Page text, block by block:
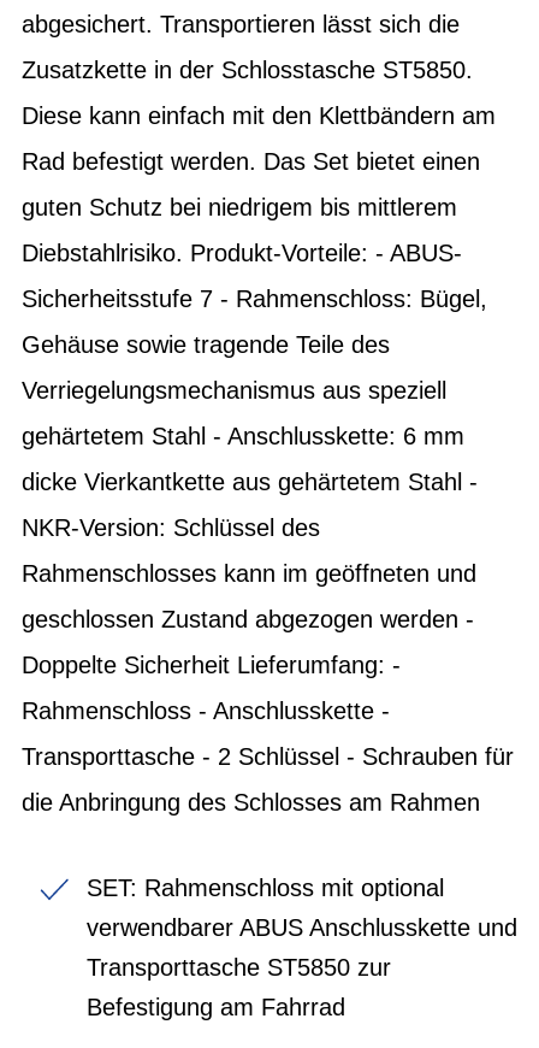
abgesichert. Transportieren lässt sich die
Zusatzkette in der Schlosstasche ST5850.
Diese kann einfach mit den Klettbändern am
Rad befestigt werden. Das Set bietet einen
guten Schutz bei niedrigem bis mittlerem
Diebstahlrisiko. Produkt-Vorteile: - ABUS-
Sicherheitsstufe 7 - Rahmenschloss: Bügel,
Gehäuse sowie tragende Teile des
Verriegelungsmechanismus aus speziell
gehärtetem Stahl - Anschlusskette: 6 mm
dicke Vierkantkette aus gehärtetem Stahl -
NKR-Version: Schlüssel des
Rahmenschlosses kann im geöffneten und
geschlossen Zustand abgezogen werden -
Doppelte Sicherheit Lieferumfang: -
Rahmenschloss - Anschlusskette -
Transporttasche - 2 Schlüssel - Schrauben für
die Anbringung des Schlosses am Rahmen
SET: Rahmenschloss mit optional
verwendbarer ABUS Anschlusskette und
Transporttasche ST5850 zur
Befestigung am Fahrrad